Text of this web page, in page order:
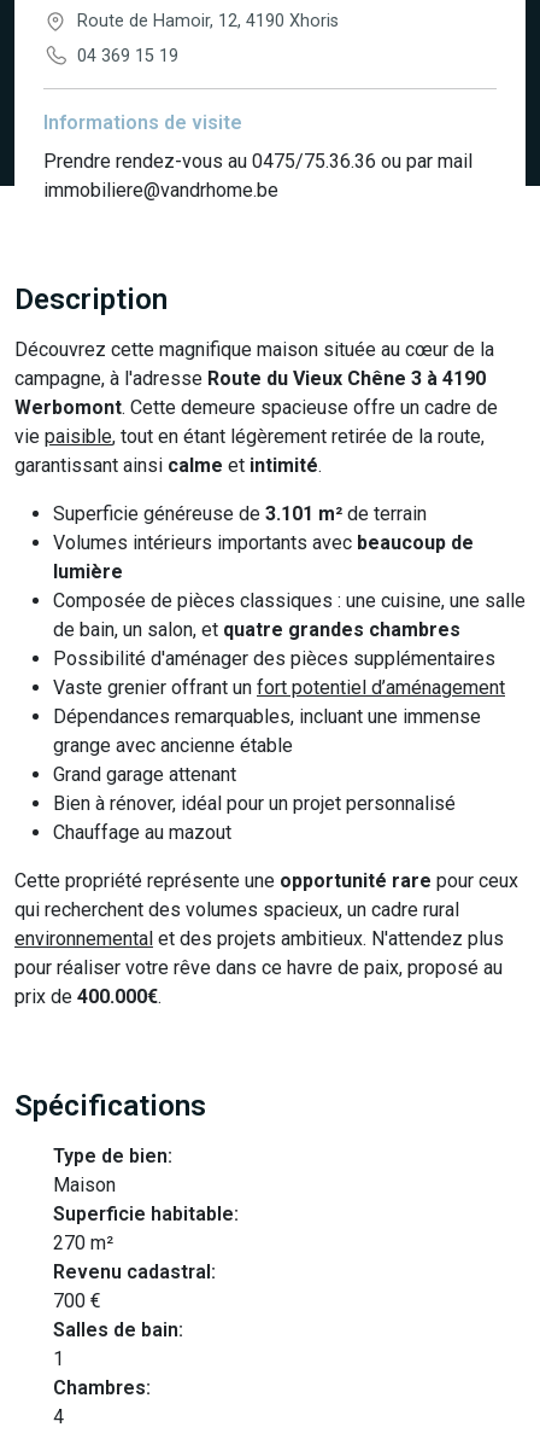
Route de Hamoir, 12, 4190 Xhoris
04 369 15 19
Informations de visite
Prendre rendez-vous au 0475/75.36.36 ou par mail
immobiliere@vandrhome.be
Description
Découvrez cette magnifique maison située au cœur de la
campagne, à l'adresse Route du Vieux Chêne 3 à 4190
Werbomont. Cette demeure spacieuse offre un cadre de
vie paisible, tout en étant légèrement retirée de la route,
garantissant ainsi calme et intimité.
Superficie généreuse de 3.101 m² de terrain
Volumes intérieurs importants avec beaucoup de
lumière
Composée de pièces classiques : une cuisine, une salle
de bain, un salon, et quatre grandes chambres
Possibilité d'aménager des pièces supplémentaires
Vaste grenier offrant un fort potentiel d’aménagement
Dépendances remarquables, incluant une immense
grange avec ancienne étable
Grand garage attenant
Bien à rénover, idéal pour un projet personnalisé
Chauffage au mazout
Cette propriété représente une opportunité rare pour ceux
qui recherchent des volumes spacieux, un cadre rural
environnemental et des projets ambitieux. N'attendez plus
pour réaliser votre rêve dans ce havre de paix, proposé au
prix de 400.000€.
Spécifications
Type de bien:
Maison
Superficie habitable:
270 m²
Revenu cadastral:
700 €
Salles de bain:
1
Chambres:
4